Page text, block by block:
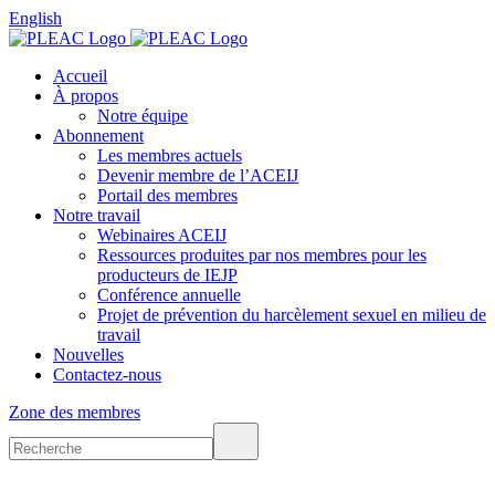
English
Accueil
À propos
Notre équipe
Abonnement
Les membres actuels
Devenir membre de l’ACEIJ
Portail des membres
Notre travail
Webinaires ACEIJ
Ressources produites par nos membres pour les
producteurs de IEJP
Conférence annuelle
Projet de prévention du harcèlement sexuel en milieu de
travail
Nouvelles
Contactez-nous
Zone des membres